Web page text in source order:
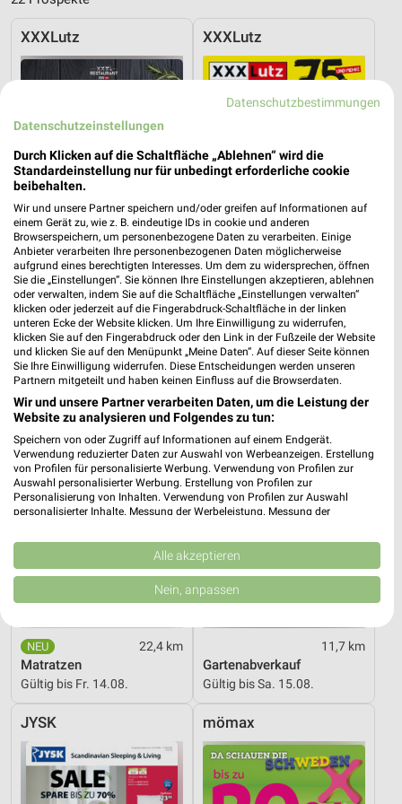
XXXLutz
22,4 km
Angebote ab 08.08.
Gültig bis Fr. 21.08.
XXXLutz
22,4 km
Gartenmöbel-Abverkauf
Gültig bis Fr. 28.08.
XXXLutz
22,4 km
Matratzen
Gültig bis Fr. 14.08.
JYSK
11,7 km
Gartenabverkauf
Gültig bis Sa. 15.08.
JYSK mömax
Datenschutzbestimmungen
Datenschutzeinstellungen
Durch Klicken auf die Schaltfläche „Ablehnen“ wird die
Standardeinstellung nur für unbedingt erforderliche cookie
beibehalten.
Wir und unsere Partner speichern und/oder greifen auf Informationen auf
einem Gerät zu, wie z. B. eindeutige IDs in cookie und anderen
Browserspeichern, um personenbezogene Daten zu verarbeiten. Einige
Anbieter verarbeiten Ihre personenbezogenen Daten möglicherweise
aufgrund eines berechtigten Interesses. Um dem zu widersprechen, öffnen
Sie die „Einstellungen“. Sie können Ihre Einstellungen akzeptieren, ablehnen
oder verwalten, indem Sie auf die Schaltfläche „Einstellungen verwalten“
klicken oder jederzeit auf die Fingerabdruck-Schaltfläche in der linken
unteren Ecke der Website klicken. Um Ihre Einwilligung zu widerrufen,
klicken Sie auf den Fingerabdruck oder den Link in der Fußzeile der Website
und klicken Sie auf den Menüpunkt „Meine Daten“. Auf dieser Seite können
Sie Ihre Einwilligung widerrufen. Diese Entscheidungen werden unseren
Partnern mitgeteilt und haben keinen Einfluss auf die Browserdaten.
Wir und unsere Partner verarbeiten Daten, um die Leistung der
Website zu analysieren und Folgendes zu tun:
Speichern von oder Zugriff auf Informationen auf einem Endgerät.
Verwendung reduzierter Daten zur Auswahl von Werbeanzeigen. Erstellung
von Profilen für personalisierte Werbung. Verwendung von Profilen zur
Auswahl personalisierter Werbung. Erstellung von Profilen zur
Personalisierung von Inhalten. Verwendung von Profilen zur Auswahl
personalisierter Inhalte. Messung der Werbeleistung. Messung der
Kombinationen von Daten aus verschiedenen Quellen. Entwicklung und
Verbesserung der Angebote. Verwendung reduzierter Daten zur Auswahl
von Inhalten.
Daten können außerhalb der Europäischen Union weitergegeben und in die
USA gesendet werden.
Website/App.
Partnerliste anzeigen (1 IAB-Anbieter)
Wir nutzen Ihre Daten für folgende Zwecke:
Speichern von oder Zugriff auf Informationen
Verwendung reduzierter Daten zur Auswahl von
Werbeanzeigen
Alle akzeptieren
Nein, anpassen